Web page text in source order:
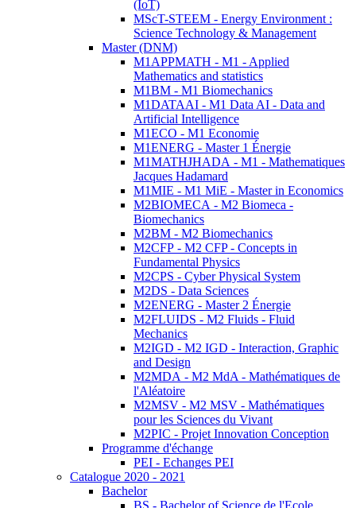
(IoT)
MScT-STEEM - Energy Environment :
Science Technology & Management
Master (DNM)
M1APPMATH - M1 - Applied
Mathematics and statistics
M1BM - M1 Biomechanics
M1DATAAI - M1 Data AI - Data and
Artificial Intelligence
M1ECO - M1 Economie
M1ENERG - Master 1 Énergie
M1MATHJHADA - M1 - Mathematiques
Jacques Hadamard
M1MIE - M1 MiE - Master in Economics
M2BIOMECA - M2 Biomeca -
Biomechanics
M2BM - M2 Biomechanics
M2CFP - M2 CFP - Concepts in
Fundamental Physics
M2CPS - Cyber Physical System
M2DS - Data Sciences
M2ENERG - Master 2 Énergie
M2FLUIDS - M2 Fluids - Fluid
Mechanics
M2IGD - M2 IGD - Interaction, Graphic
and Design
M2MDA - M2 MdA - Mathématiques de
l'Aléatoire
M2MSV - M2 MSV - Mathématiques
pour les Sciences du Vivant
M2PIC - Projet Innovation Conception
Programme d'échange
PEI - Echanges PEI
Catalogue 2020 - 2021
Bachelor
BS - Bachelor of Science de l'Ecole